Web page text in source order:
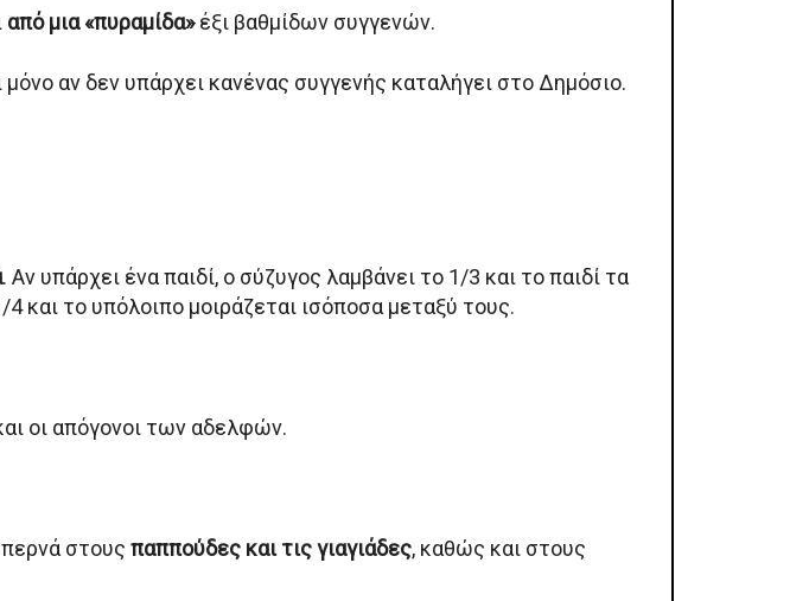
από μια «πυραμίδα»έξι βαθμίδων συγγενών.
μόνο αν δεν υπάρχει κανένας συγγενής καταλήγει στο Δημόσιο.
. Αν υπάρχει ένα παιδί, ο σύζυγος λαμβάνει το 1/3 και το παιδί τα
και το υπόλοιπο μοιράζεται ισόποσα μεταξύ τους.
οι απόγονοι των αδελφών.
στους παππούδες και τις γιαγιάδες, καθώς και στους